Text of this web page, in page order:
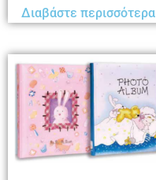
Διαβάστε περισσότερα